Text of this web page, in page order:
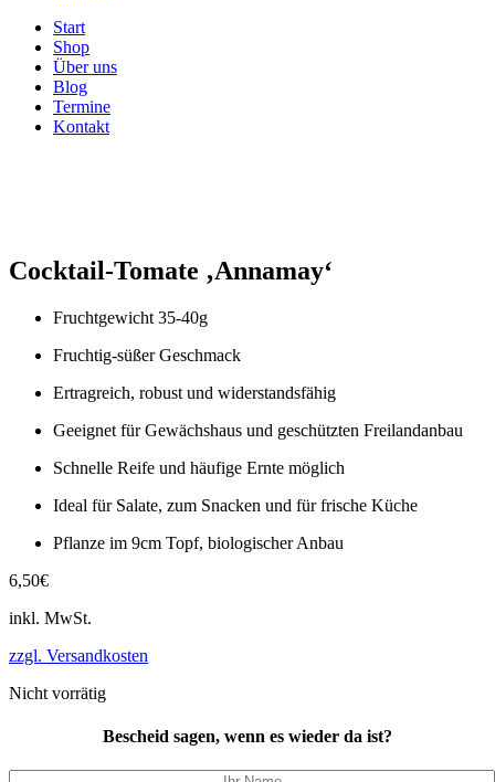
Start
Shop
Über uns
Blog
Termine
Kontakt
Cocktail-Tomate ‚Annamay‘
Fruchtgewicht 35-40g
Fruchtig-süßer Geschmack
Ertragreich, robust und widerstandsfähig
Geeignet für Gewächshaus und geschützten Freilandanbau
Schnelle Reife und häufige Ernte möglich
Ideal für Salate, zum Snacken und für frische Küche
Pflanze im 9cm Topf, biologischer Anbau
6,50€
inkl. MwSt.
zzgl. Versandkosten
Nicht vorrätig
Bescheid sagen, wenn es wieder da ist?